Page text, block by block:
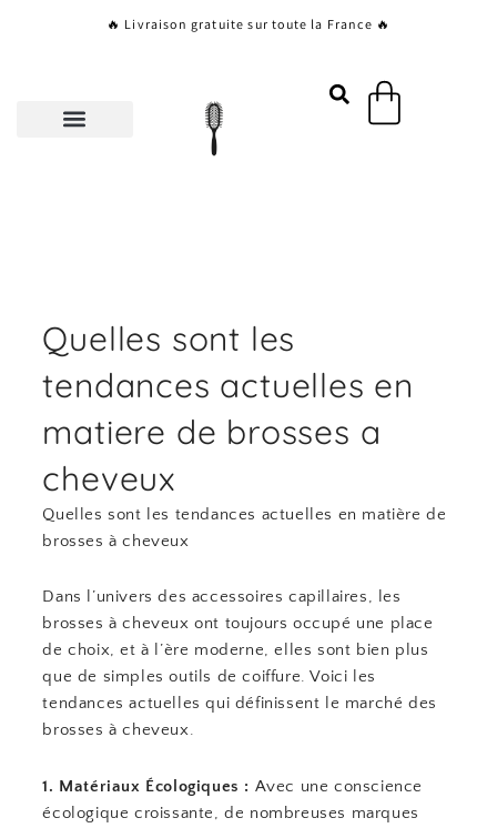
🔥 Livraison gratuite sur toute la France 🔥
Panier
Quelles sont les
tendances actuelles en
matiere de brosses a
cheveux
Quelles sont les tendances actuelles en matière de
brosses à cheveux
Dans l’univers des accessoires capillaires, les
brosses à cheveux ont toujours occupé une place
de choix, et à l’ère moderne, elles sont bien plus
que de simples outils de coiffure. Voici les
tendances actuelles qui définissent le marché des
brosses à cheveux.
1. Matériaux Écologiques : Avec une conscience
écologique croissante, de nombreuses marques